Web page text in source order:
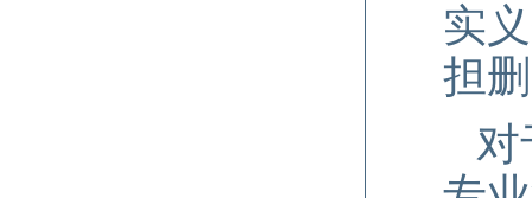
实
担